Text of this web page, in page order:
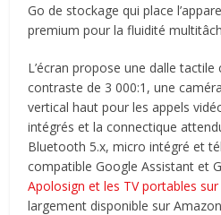
Go de stockage qui place
premium pour la fluidité
L’écran propose une dalle
contraste de 3 000:1, une
vertical haut pour les appels
intégrés et la connectique
Bluetooth 5.x, micro intégré et
compatible Google Assistant et
Apolosign et les TV portables
largement disponible sur